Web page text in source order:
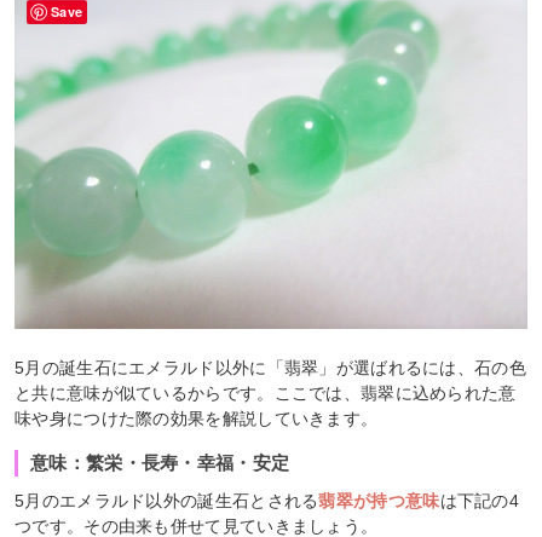
5月の誕生石にエメラルド以外に「翡翠」が選ばれるには、石の色
と共に意味が似ているからです。ここでは、翡翠に込められた意
味や身につけた際の効果を解説していきます。
意味：繁栄・長寿・幸福・安定
5月のエメラルド以外の誕生石とされる翡翠が持つ意味は下記の4
つです。その由来も併せて見ていきましょう。
Save